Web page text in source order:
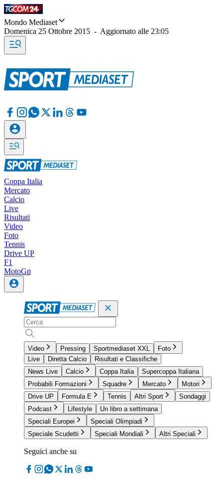
Mondo Mediaset
Domenica 25 Ottobre 2015 - Aggiornato alle 23:05
Coppa Italia
Mercato
Calcio
Live
Risultati
Video
Foto
Tennis
Drive UP
F1
MotoGp
Video Pressing Sportmediaset XXL
Foto
Live
Diretta Calcio
Risultati e Classifiche
News Live
Calcio Coppa Italia
Supercoppa Italiana
Probabili Formazioni
Squadre Mercato
Motori
Drive UP
Formula E Tennis Altri Sport
Sondaggi
Podcast
Lifestyle
Un libro a settimana
Speciali Europei
Speciali Olimpiadi
Speciale Scudetti
Speciali Mondiali Altri Speciali
Seguici anche su